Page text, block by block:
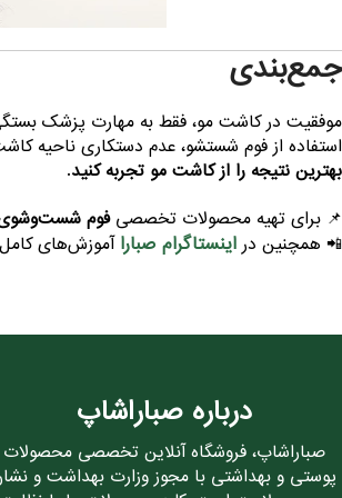
جمع‌بندی
موفقیت در کاشت مو، فقط به مهارت پزشک بستگی
استفاده از فوم شستشو، عدم دستکاری ناحیه
بهترین نتیجه را از کاشت مو تجربه کنید.
📌 برای تهیه محصولات تخصصیفوم شست‌وشوی
📲 همچنین در اینستاگرام صبارا آموزش‌های کامل
درباره صباراشاپ
صباراشاپ، فروشگاه آنلاین تخصصی محصولات
پوستی و بهداشتی با مجوز وزارت بهداشت و